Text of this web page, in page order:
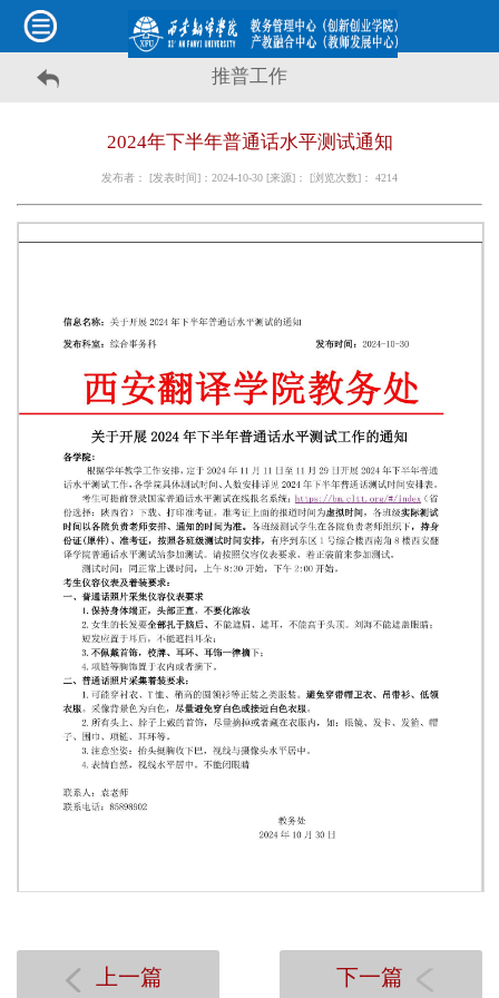
推普工作
2024年下半年普通话水平测试通知
发布者： [发表时间]：2024-10-30 [来源]： [浏览次数]： 4214
上一篇 下一篇